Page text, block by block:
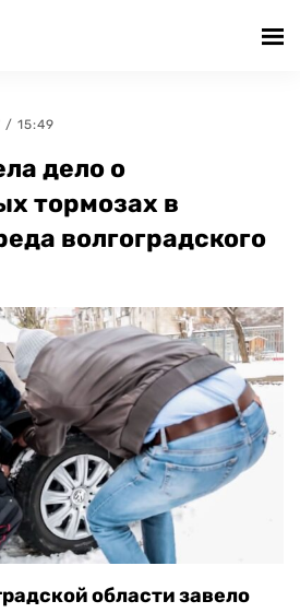
/ 15:49
дело о
тормозах в
волгоградского
области завело